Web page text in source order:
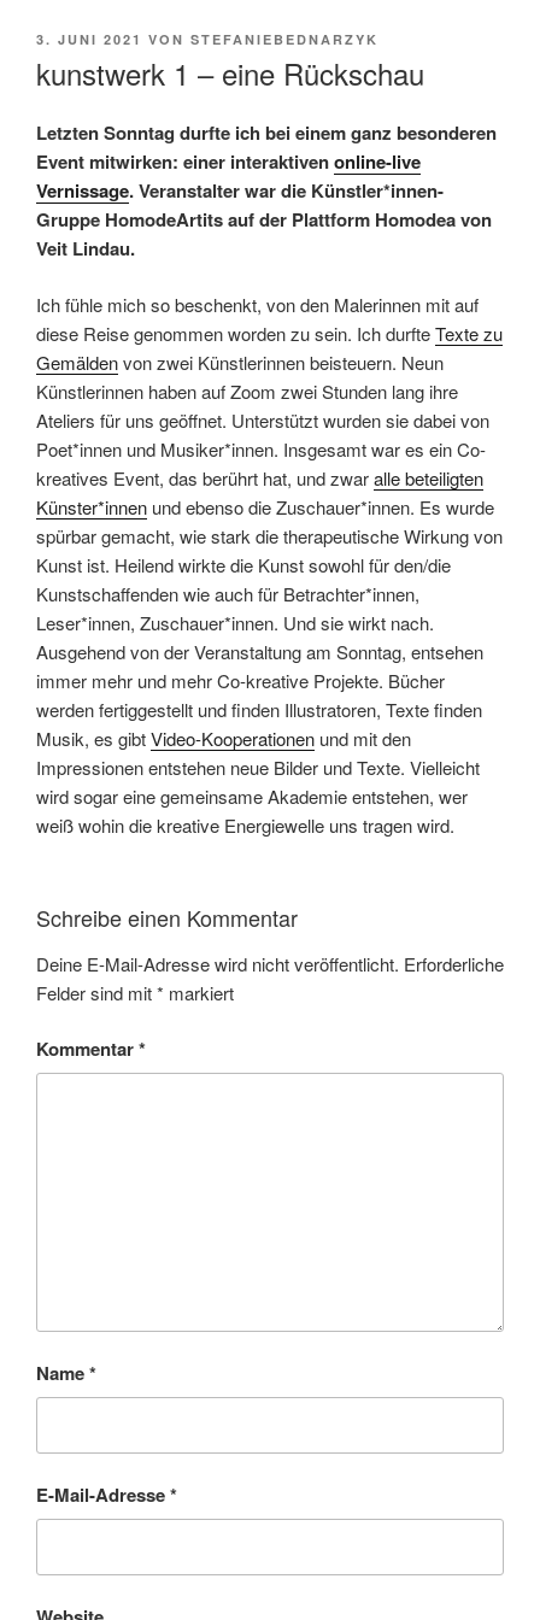
VERÖFFENTLICHT
3. JUNI 2021 VON STEFANIEBEDNARZYK
kunstwerk 1 – eine Rückschau
Letzten Sonntag durfte ich bei einem ganz besonderen
Event mitwirken: einer interaktivenonline-live
Vernissage. Veranstalter war die Künstler*innen-
Gruppe HomodeArtits auf der Plattform Homodea von
Veit Lindau.
Ich fühle mich so beschenkt, von den Malerinnen mit auf
diese Reise genommen worden zu sein. Ich durfteTexte zu
Gemäldenvon zwei Künstlerinnen beisteuern. Neun
Künstlerinnen haben auf Zoom zwei Stunden lang ihre
Ateliers für uns geöffnet. Unterstützt wurden sie dabei von
Poet*innen und Musiker*innen. Insgesamt war es ein Co-
kreatives Event, das berührt hat, und zwaralle beteiligten
Künster*innen und ebenso die Zuschauer*innen. Es wurde
spürbar gemacht, wie stark die therapeutische Wirkung von
Kunst ist. Heilend wirkte die Kunst sowohl für den/die
Kunstschaffenden wie auch für Betrachter*innen,
Leser*innen, Zuschauer*innen. Und sie wirkt nach.
Ausgehend von der Veranstaltung am Sonntag, entsehen
immer mehr und mehr Co-kreative Projekte. Bücher
werden fertiggestellt und finden Illustratoren, Texte finden
Musik, es gibtVideo-Kooperationen und mit den
Impressionen entstehen neue Bilder und Texte. Vielleicht
wird sogar eine gemeinsame Akademie entstehen, wer
weiß wohin die kreative Energiewelle uns tragen wird.
Schreibe einen Kommentar
Deine E-Mail-Adresse wird nicht veröffentlicht. Erforderliche
Felder sind mit* markiert
Kommentar*
Name*
E-Mail-Adresse*